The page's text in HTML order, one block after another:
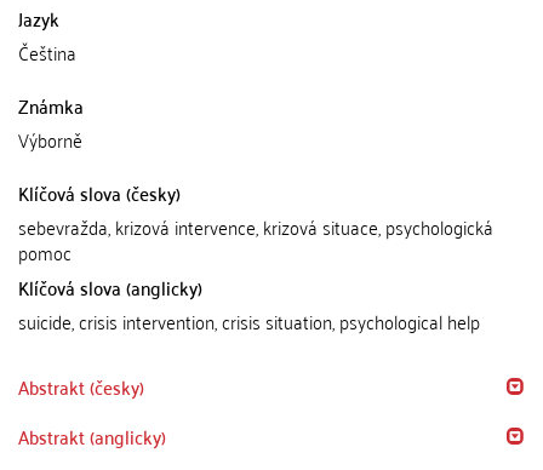
Jazyk
Čeština
Známka
Výborně
Klíčová slova (česky)
sebevražda, krizová intervence, krizová situace, psychologická
pomoc
Klíčová slova (anglicky)
suicide, crisis intervention, crisis situation, psychological help
Abstrakt (česky)
Abstrakt (anglicky)